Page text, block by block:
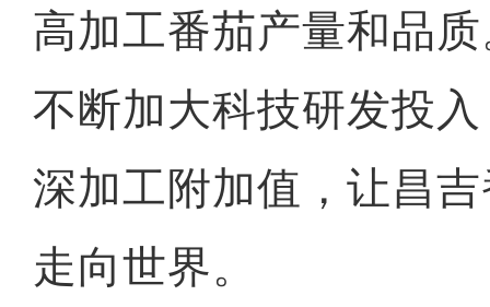
高加工番茄产量和品
不断加大科技研发投
深加工附加值，让昌
走向世界。